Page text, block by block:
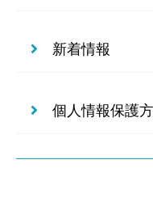
新着情報
個人情報保護